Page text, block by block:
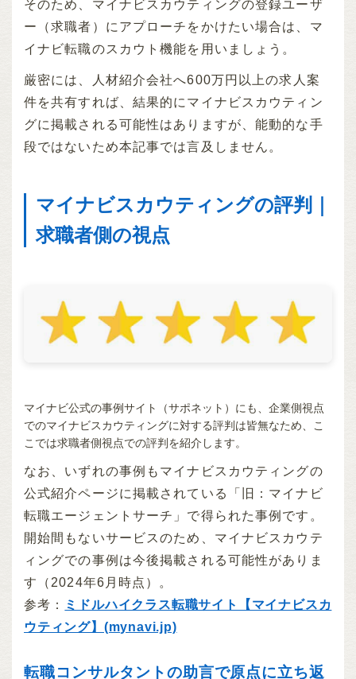
そのため、マイナビスカウティングの登録ユーザ
ー（求職者）にアプローチをかけたい場合は、マ
イナビ転職のスカウト機能を用いましょう。
厳密には、人材紹介会社へ600万円以上の求人案
件を共有すれば、結果的にマイナビスカウティン
グに掲載される可能性はありますが、能動的な手
段ではないため本記事では言及しません。
マイナビスカウティングの評判｜
求職者側の視点
マイナビ公式の事例サイト（サポネット）にも、企業側視点
でのマイナビスカウティングに対する評判は皆無なため、こ
こでは求職者側視点での評判を紹介します。
なお、いずれの事例もマイナビスカウティングの
公式紹介ページに掲載されている「旧：マイナビ
転職エージェントサーチ」で得られた事例です。
開始間もないサービスのため、マイナビスカウテ
ィングでの事例は今後掲載される可能性がありま
す（2024年6月時点）。
参考：
ミドルハイクラス転職サイト【マイナビスカ
ウティング】(mynavi.jp)
転職コンサルタントの助言で原点に立ち返